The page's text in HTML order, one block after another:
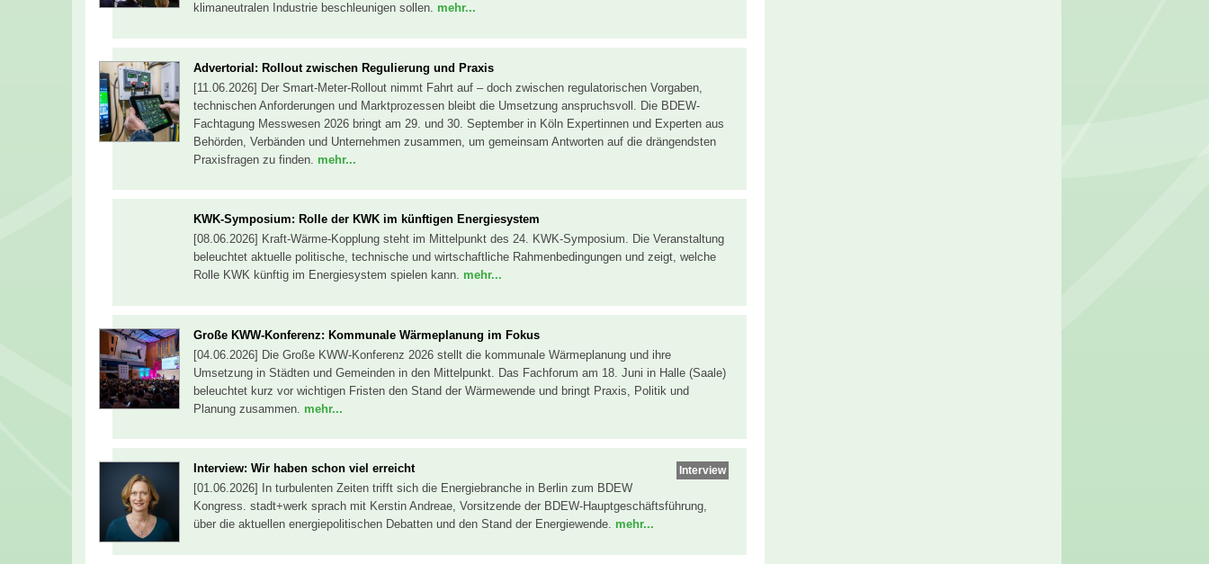
klimaneutralen Industrie beschleunigen sollen. mehr...
Advertorial: Rollout zwischen Regulierung und Praxis
[11.06.2026] Der Smart-Meter-Rollout nimmt Fahrt auf – doch zwischen regulatorischen Vorgaben,
technischen Anforderungen und Marktprozessen bleibt die Umsetzung anspruchsvoll. Die BDEW-
Fachtagung Messwesen 2026 bringt am 29. und 30. September in Köln Expertinnen und Experten aus
Behörden, Verbänden und Unternehmen zusammen, um gemeinsam Antworten auf die drängendsten
Praxisfragen zu finden. mehr...
KWK-Symposium: Rolle der KWK im künftigen Energiesystem
[08.06.2026] Kraft-Wärme-Kopplung steht im Mittelpunkt des 24. KWK-Symposium. Die Veranstaltung
beleuchtet aktuelle politische, technische und wirtschaftliche Rahmenbedingungen und zeigt, welche
Rolle KWK künftig im Energiesystem spielen kann. mehr...
Große KWW-Konferenz: Kommunale Wärmeplanung im Fokus
[04.06.2026] Die Große KWW-Konferenz 2026 stellt die kommunale Wärmeplanung und ihre
Umsetzung in Städten und Gemeinden in den Mittelpunkt. Das Fachforum am 18. Juni in Halle (Saale)
beleuchtet kurz vor wichtigen Fristen den Stand der Wärmewende und bringt Praxis, Politik und
Planung zusammen. mehr...
Interview
Interview: Wir haben schon viel erreicht
[01.06.2026] In turbulenten Zeiten trifft sich die Energiebranche in Berlin zum BDEW
Kongress. stadt+werk sprach mit Kerstin Andreae, Vorsitzende der BDEW-Hauptgeschäftsführung,
über die aktuellen energiepolitischen Debatten und den Stand der Energiewende. mehr...